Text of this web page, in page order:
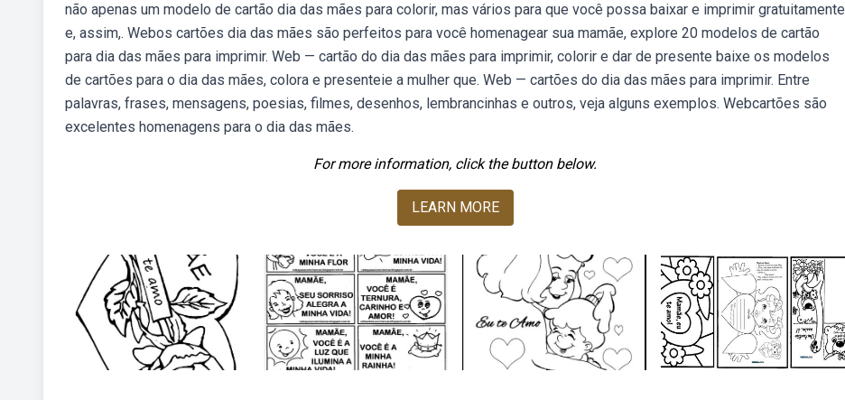
não apenas um modelo de cartão dia das mães para colorir, mas vários para que você possa baixar e imprimir gratuitamente
e, assim,. Webos cartões dia das mães são perfeitos para você homenagear sua mamãe, explore 20 modelos de cartão
para dia das mães para imprimir. Web — cartão do dia das mães para imprimir, colorir e dar de presente baixe os modelos
de cartões para o dia das mães, colora e presenteie a mulher que. Web — cartões do dia das mães para imprimir. Entre
palavras, frases, mensagens, poesias, filmes, desenhos, lembrancinhas e outros, veja alguns exemplos. Webcartões são
excelentes homenagens para o dia das mães.
For more information, click the button below.
LEARN MORE